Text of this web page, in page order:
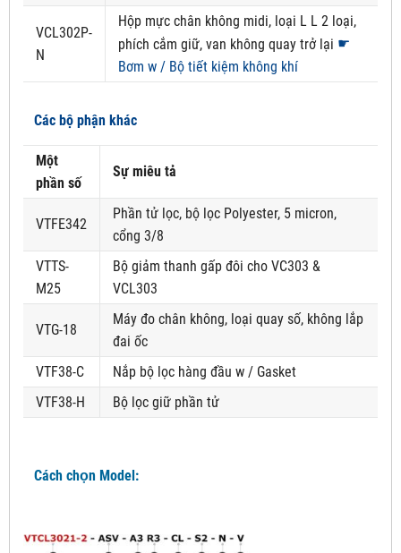
VCL302P-
N
Hộp mực chân không midi, loại L L 2 loại,
phích cắm giữ, van không quay trở lại ☛
Bơm w / Bộ tiết kiệm không khí
Các bộ phận khác
Một
phần số
Sự miêu tả
VTFE342
Phần tử lọc, bộ lọc Polyester, 5 micron,
cổng 3/8
VTTS-
M25
Bộ giảm thanh gấp đôi cho VC303 &
VCL303
VTG-18
Máy đo chân không, loại quay số, không lắp
đai ốc
VTF38-C
Nắp bộ lọc hàng đầu w / Gasket
VTF38-H
Bộ lọc giữ phần tử
Cách chọn Model: